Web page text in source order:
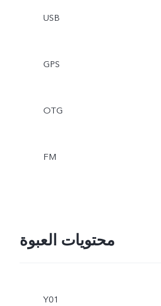
USB
GPS
OTG
FM
محتويات العبوة
Y01